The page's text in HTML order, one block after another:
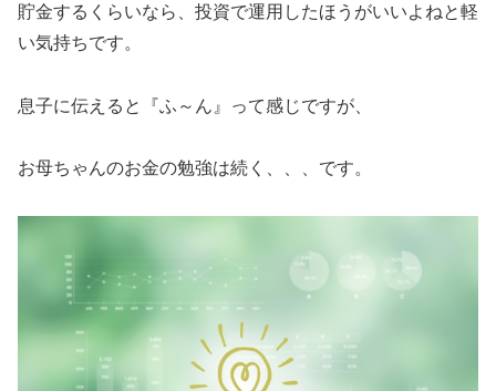
貯金するくらいなら、投資で運用したほうがいいよねと軽
い気持ちです。
息子に伝えると『ふ～ん』って感じですが、
お母ちゃんのお金の勉強は続く、、、です。